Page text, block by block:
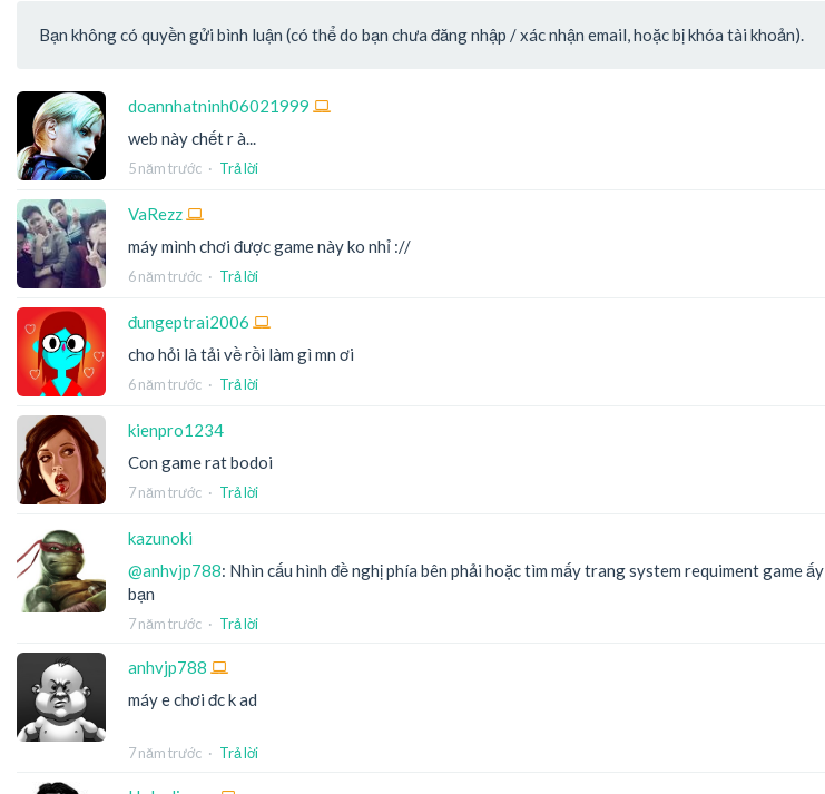
Bạn không có quyền gửi bình luận (có thể do bạn chưa đăng nhập / xác nhận email, hoặc bị khóa tài khoản).
doannhatninh06021999
web này chết r à...
5 năm trước · Trả lời
VaRezz
máy mình chơi được game này ko nhỉ ://
6 năm trước · Trả lời
đungeptrai2006
cho hỏi là tải về rồi làm gì mn ơi
6 năm trước · Trả lời
kienpro1234
Con game rat bodoi
7 năm trước · Trả lời
kazunoki
@anhvjp788: Nhìn cấu hình đề nghị phía bên phải hoặc tìm mấy trang system requiment game ấy
bạn
7 năm trước · Trả lời
anhvjp788
máy e chơi đc k ad
7 năm trước · Trả lời